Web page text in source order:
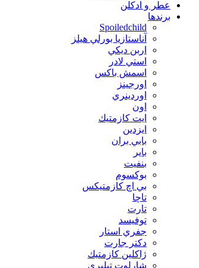
عطر و ادکلن
برندها
Spoiledchild
آناستازيا بورلي هيلز
اربن ديكي
استي لادر
اسمش باكس
اورجينز
اوردينري
اون
ايت كازمتيك
ايزدين
بابي بران
بایر
بنفيت
بوكسوم
بي اچ كازمتيكس
تاچا
تارت
توفيسد
جفري استار
دكتر جارت
ژاكلين كازمتيك
شارلوت تيلبري